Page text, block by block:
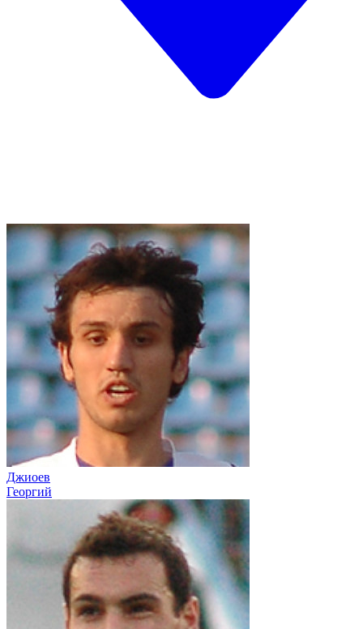
Джиоев
Георгий